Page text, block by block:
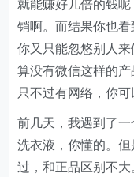
就能赚好几倍的钱
销啊。而结果你也看
你又只能忽悠别人
算没有微信这样的产
只不过有网络，你可
前几天，我遇到了
洗衣液，你懂的。
过，和正品区别不